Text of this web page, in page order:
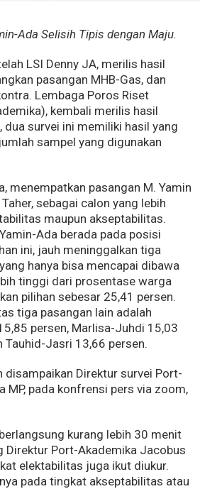
Ada Selisih Tipis dengan Maju.
LSI Denny JA, merilis hasil
pasangan MHB-Gas, dan
Lembaga Poros Riset
kembali merilis hasil
dua survei ini memiliki hasil yang
sampel yang digunakan
menempatkan pasangan M. Yamin
sebagai calon yang lebih
maupun akseptabilitas.
Ada berada pada posisi
ini, jauh meninggalkan tiga
hanya bisa mencapai dibawa
tinggi dari prosentase warga
pilihan sebesar 25,41 persen.
tiga pasangan lain adalah
persen, Marlisa-Juhdi 15,03
Tauhid-Jasri 13,66 persen.
disampaikan Direktur survei Port-
MP, pada konfrensi pers via zoom,
kurang lebih 30 menit
Direktur Port-Akademika Jacobus
elektabilitas juga ikut diukur.
pada tingkat akseptabilitas atau